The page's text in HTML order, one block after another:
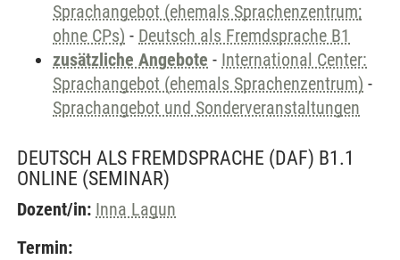
Sprachangebot (ehemals Sprachenzentrum;
ohne CPs) - Deutsch als Fremdsprache B1
zusätzliche Angebote - International Center:
Sprachangebot (ehemals Sprachenzentrum) -
Sprachangebot und Sonderveranstaltungen
DEUTSCH ALS FREMDSPRACHE (DAF) B1.1
ONLINE (SEMINAR)
Dozent/in: Inna Lagun
Termin: